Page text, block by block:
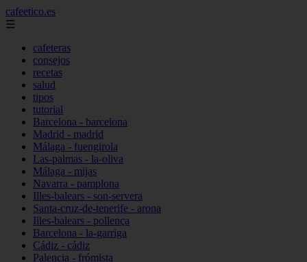
cafeetico.es
☰
cafeteras
consejos
recetas
salud
tipos
tutorial
Barcelona - barcelona
Madrid - madrid
Málaga - fuengirola
Las-palmas - la-oliva
Málaga - mijas
Navarra - pamplona
Illes-balears - son-servera
Santa-cruz-de-tenerife - arona
Illes-balears - pollença
Barcelona - la-garriga
Cádiz - cádiz
Palencia - frómista